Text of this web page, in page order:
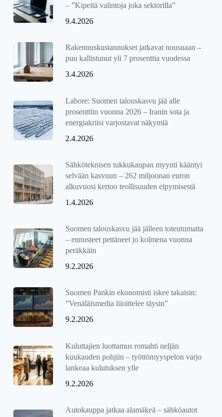
– ”Kipeitä valintoja joka sektorilla”
9.4.2026
Rakennuskustannukset jatkavat nousuaan –
puu kallistunut yli 7 prosenttia vuodessa
3.4.2026
Labore: Suomen talouskasvu jää alle
prosenttiin vuonna 2026 – Iranin sota ja
energiakriisi varjostavat näkymiä
2.4.2026
Sähköteknisen tukkukaupan myynti kääntyi
selvään kasvuun – 262 miljoonan euron
alkuvuosi kertoo teollisuuden elpymisestä
1.4.2026
Suomen talouskasvu jää jälleen toteutumatta
– ennusteet pettäneet jo kolmena vuonna
peräkkäin
9.2.2026
Suomen Pankin ekonomisti iskee takaisin:
”Venäläismedia liioittelee täysin”
9.2.2026
Kuluttajien luottamus romahti neljän
kuukauden pohjiin – työttömyyspelon varjo
lankeaa kulutuksen ylle
9.2.2026
Autokauppa jatkaa alamäkeä – sähköautot